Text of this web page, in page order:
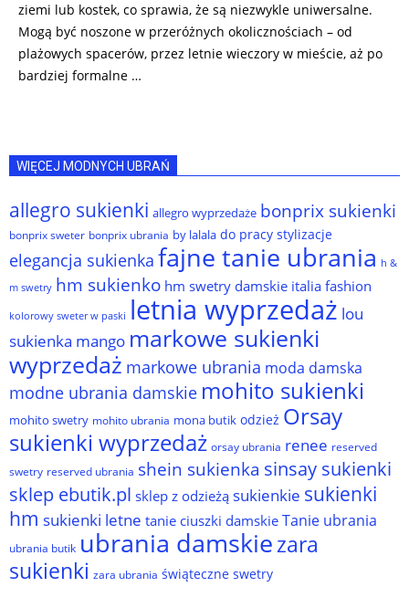
ziemi lub kostek, co sprawia, że są niezwykle uniwersalne.
Mogą być noszone w przeróżnych okolicznościach – od
plażowych spacerów, przez letnie wieczory w mieście, aż po
bardziej formalne …
WIĘCEJ MODNYCH UBRAŃ
allegro sukienki allegro wyprzedaże bonprix sukienki
bonprix sweter bonprix ubrania by lalala do pracy stylizacje
elegancja sukienka fajne tanie ubrania h &
m swetry hm sukienko hm swetry damskie italia fashion
kolorowy sweter w paski letnia wyprzedaż lou
sukienka mango markowe sukienki
wyprzedaż markowe ubrania moda damska
modne ubrania damskie mohito sukienki
mohito swetry mohito ubrania mona butik odzież Orsay
sukienki wyprzedaż orsay ubrania renee reserved
swetry reserved ubrania shein sukienka sinsay sukienki
sklep ebutik.pl sklep z odzieżą sukienkie sukienki
hm sukienki letne tanie ciuszki damskie Tanie ubrania
ubrania butik ubrania damskiezara
sukienki zara ubrania świąteczne swetry